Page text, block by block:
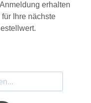
erhalten
für Ihre nächste